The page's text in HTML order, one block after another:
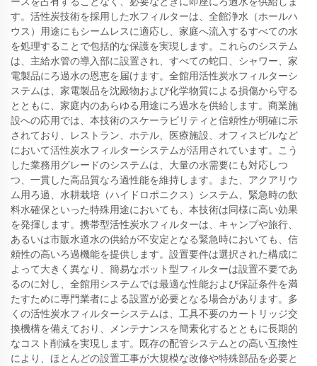
す。活性炭技術を採用した水フィルターは、全館浄水（ホールハ
ウス）用途にもシームレスに適応し、家庭へ流入するすべての水
を処理することで包括的な保護を実現します。これらのシステム
は、主給水管の導入部に設置され、すべての蛇口、シャワー、家
電製品にろ過水の恩恵を届けます。全館用活性炭水フィルターシ
ステムは、家電製品を沈殿物および化学物質による損傷から守る
とともに、家庭内のあらゆる用途にろ過水を供給します。商業施
設への応用では、本技術のスケーラビリティと信頼性が明確に示
されており、レストラン、ホテル、医療施設、オフィスビルなど
において活性炭水フィルターシステムが活用されています。こう
した業務用グレードのシステムは、大量の水需要にも対応しつ
つ、一貫した高品質なろ過性能を維持します。また、アクアリウ
ム用ろ過、水耕栽培（ハイドロポニクス）システム、緊急時の飲
料水確保といった特殊用途においても、本技術は同様に高い効果
を発揮します。携帯型活性炭水フィルターは、キャンプや旅行、
あるいは市販水道水の供給が不安定となる緊急時においても、信
頼性の高いろ過機能を提供します。設置要件は選択された構成に
よって大きく異なり、簡易なポット型フィルターは設置不要であ
るのに対し、全館用システムでは最適な性能および保証条件を満
たすために専門業者による設置が必要となる場合があります。多
くの活性炭水フィルターシステムは、工具不要のカートリッジ交
換機構を備えており、メンテナンスを簡素化するとともに長期的
なコスト削減を実現します。既存の配管システムとの高い互換性
により、ほとんどの設置工事が大規模な改修や特殊部品を必要と